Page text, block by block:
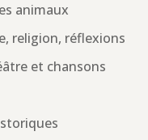
animaux
religion, réflexions
et chansons